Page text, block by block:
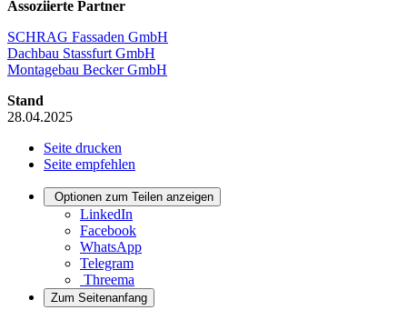
Assoziierte Partner
SCHRAG Fassaden GmbH
Dachbau Stassfurt GmbH
Montagebau Becker GmbH
Stand
28.04.2025
Seite drucken
Seite empfehlen
Optionen zum Teilen anzeigen
LinkedIn
Facebook
WhatsApp
Telegram
Threema
Zum Seitenanfang